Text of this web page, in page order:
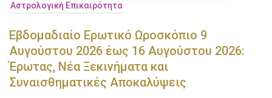
Αστρολογική Επικαιρότητα
Εβδομαδιαίο Ερωτικό Ωροσκόπιο 9
Αυγούστου 2026 έως 16 Αυγούστου 2026:
Έρωτας, Νέα Ξεκινήματα και
Συναισθηματικές Αποκαλύψεις